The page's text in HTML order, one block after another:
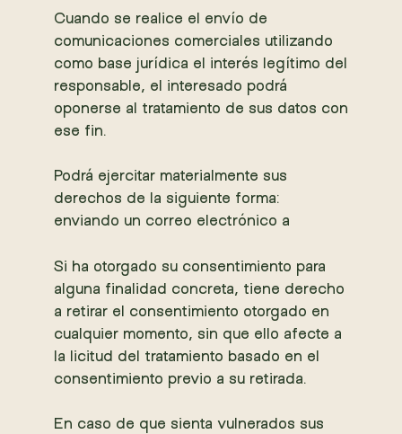
Cuando se realice el envío de
comunicaciones comerciales utilizando
como base jurídica el interés legítimo del
responsable, el interesado podrá
oponerse al tratamiento de sus datos con
ese fin.
Podrá ejercitar materialmente sus
derechos de la siguiente forma:
enviando un correo electrónico a
Si ha otorgado su consentimiento para
alguna finalidad concreta, tiene derecho
a retirar el consentimiento otorgado en
cualquier momento, sin que ello afecte a
la licitud del tratamiento basado en el
consentimiento previo a su retirada.
En caso de que sienta vulnerados sus